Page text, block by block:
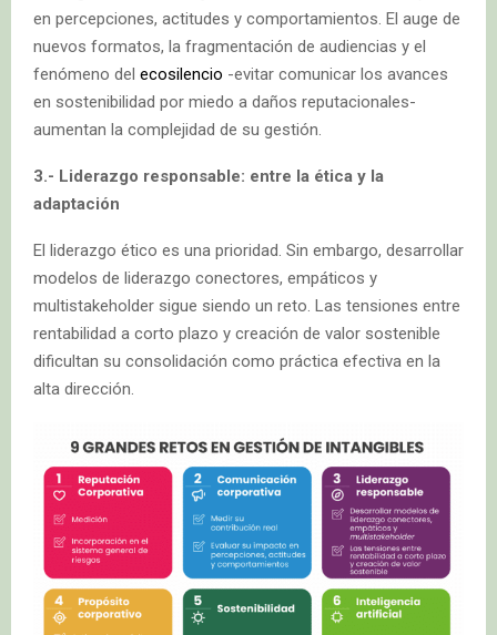
en percepciones, actitudes y comportamientos. El auge de
nuevos formatos, la fragmentación de audiencias y el
fenómeno del ecosilencio -evitar comunicar los avances
en sostenibilidad por miedo a daños reputacionales-
aumentan la complejidad de su gestión.
3.- Liderazgo responsable: entre la ética y la
adaptación
El liderazgo ético es una prioridad. Sin embargo, desarrollar
modelos de liderazgo conectores, empáticos y
multistakeholder sigue siendo un reto. Las tensiones entre
rentabilidad a corto plazo y creación de valor sostenible
dificultan su consolidación como práctica efectiva en la
alta dirección.